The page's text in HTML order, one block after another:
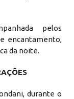
pelos
encantamento,
da noite.
durante o